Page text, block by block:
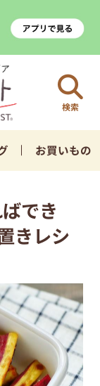
検索
お買いもの
でき
きレシ